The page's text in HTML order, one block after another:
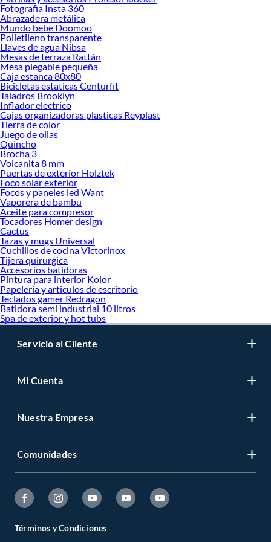
renovación de espacios. ¡Visítanos y descubre todo lo que tenemos para
ofrecerte!
Encuentra una amplia variedad de productos de Base Cama 1.5 Plazas en
Sodimac. Encuentra todo lo necesario para tus proyectos de renovación y
decoración. ¡Visítanos y haz tus ideas realidad!
Fotografia Insta 360
Abrazadera metálica
Mundo bebe Doomoo
Polietileno transparente
Llaves de agua Nibsa
Mesas de terraza Rattán
Mesa plegable pequeña
Caja estanca 80x80
Bicicletas estaticas Centurfit
Taladros Brooklyn
Inflador electrico
Cajas organizadoras plasticas Reyplast
Tierra de color
Juego de ollas
Quincho
Brocha 3
Volcanita 8 mm
Puertas de exterior Holztek
Foco solar exterior
Focos y paneles led Want
Vaporera de bambu
Aceite para compresor
Tocadores Homer design
Cactus
Tazas y mugs Universal
Cuchillos de cocina Victorinox
Tijera quirurgica
Accesorios batidoras
Pintura para interior Kolor
Papeleria y articulos de escritorio
Teclados gamer Redragon
Batidora semi industrial 10 litros
Spa de exterior y hot tubs
Servicio al Cliente
Mi Cuenta
Nuestra Empresa
Comunidades
Términos y Condiciones